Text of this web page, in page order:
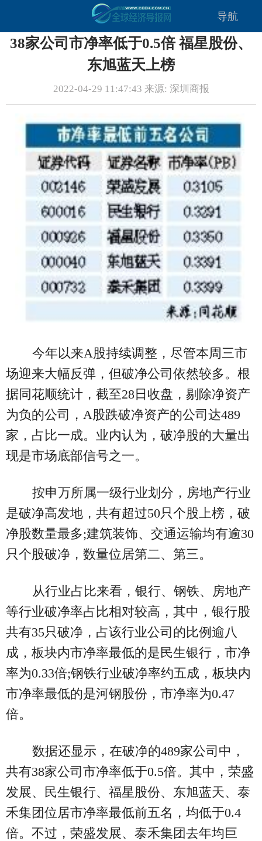
导航
38家公司市净率低于0.5倍 福星股份、
东旭蓝天上榜
2022-04-29 11:47:43 来源: 深圳商报
今年以来A股持续调整，尽管本周三市
场迎来大幅反弹，但破净公司依然较多。根
据同花顺统计，截至28日收盘，剔除净资产
为负的公司，A股跌破净资产的公司达489
家，占比一成。业内认为，破净股的大量出
现是市场底部信号之一。
按申万所属一级行业划分，房地产行业
是破净高发地，共有超过50只个股上榜，破
净股数量最多;建筑装饰、交通运输均有逾30
只个股破净，数量位居第二、第三。
从行业占比来看，银行、钢铁、房地产
等行业破净率占比相对较高，其中，银行股
共有35只破净，占该行业公司的比例逾八
成，板块内市净率最低的是民生银行，市净
率为0.33倍;钢铁行业破净率约五成，板块内
市净率最低的是河钢股份，市净率为0.47
倍。
数据还显示，在破净的489家公司中，
共有38家公司市净率低于0.5倍。其中，荣盛
发展、民生银行、福星股份、东旭蓝天、泰
禾集团位居市净率最低前五名，均低于0.4
倍。不过，荣盛发展、泰禾集团去年均巨